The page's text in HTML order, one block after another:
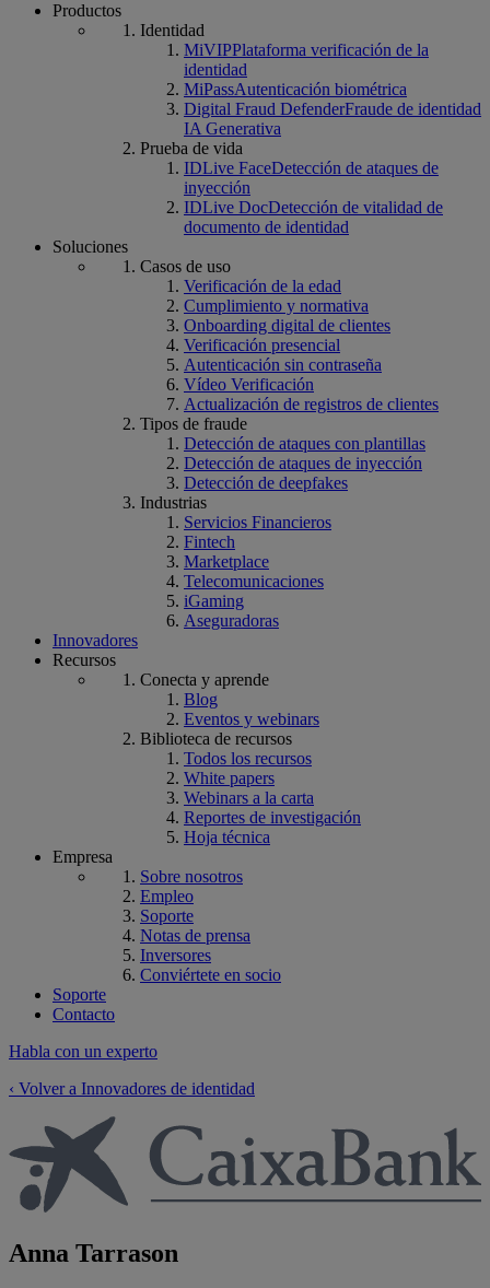
Productos
Identidad
MiVIPPlataforma verificación de la
identidad
MiPassAutenticación biométrica
Digital Fraud DefenderFraude de identidad
IA Generativa
Prueba de vida
IDLive FaceDetección de ataques de
inyección
IDLive DocDetección de vitalidad de
documento de identidad
Soluciones
Casos de uso
Verificación de la edad
Cumplimiento y normativa
Onboarding digital de clientes
Verificación presencial
Autenticación sin contraseña
Vídeo Verificación
Actualización de registros de clientes
Tipos de fraude
Detección de ataques con plantillas
Detección de ataques de inyección
Detección de deepfakes
Industrias
Servicios Financieros
Fintech
Marketplace
Telecomunicaciones
iGaming
Aseguradoras
Innovadores
Recursos
Conecta y aprende
Blog
Eventos y webinars
Biblioteca de recursos
Todos los recursos
White papers
Webinars a la carta
Reportes de investigación
Hoja técnica
Empresa
Sobre nosotros
Empleo
Soporte
Notas de prensa
Inversores
Conviértete en socio
Soporte
Contacto
Habla con un experto
‹ Volver a Innovadores de identidad
Anna Tarrason